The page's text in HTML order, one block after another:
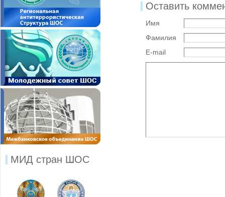
МИД стран ШОС
Оставить
Имя
Фамилия
E-mail